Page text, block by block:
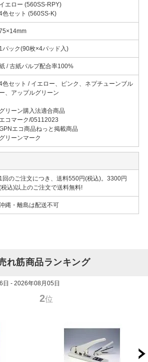
イエロー (560SS-RPY)
色セット (560SS-K)
1パック(90枚×4パッド入)
/ 古紙パルプ配合率100%
色セット / イエロー、ピンク、ネプチューンブル
ー、アップルグリーン
グリーン購入法適合商品
エコマーク/05112023
エコ商品ねっと掲載商品
グリーンマーク
1回のご注文につき、送料550円(税込)。3300円
税込)以上のご注文で送料無料!
縄・離島は配送不可
れ筋商品ランキング
日 - 2026年08月05日
2位